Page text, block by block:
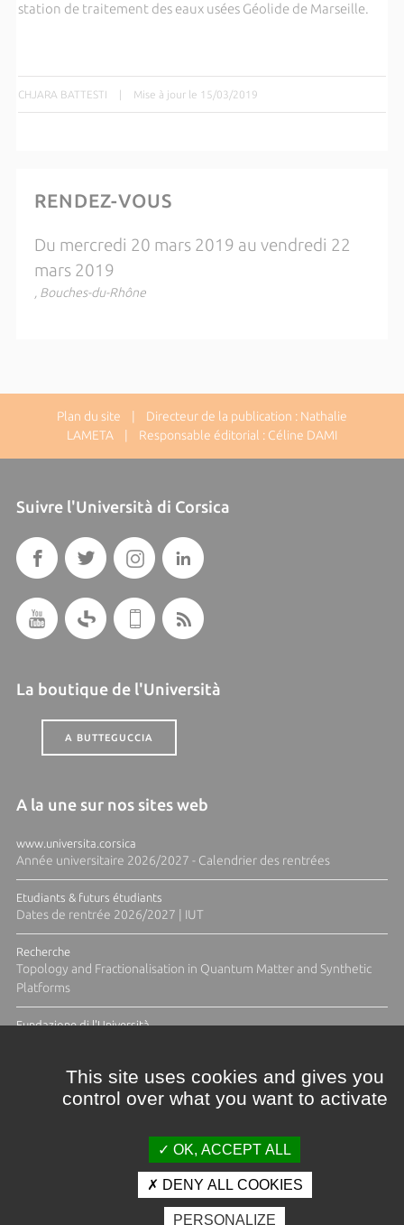
station de traitement des eaux usées Géolide de Marseille.
CHJARA BATTESTI | Mise à jour le 15/03/2019
RENDEZ-VOUS
Du mercredi 20 mars 2019 au vendredi 22
mars 2019
, Bouches-du-Rhône
Plan du site | Directeur de la publication : Nathalie
LAMETA | Responsable éditorial : Céline DAMI
Suivre l'Università di Corsica
La boutique de l'Università
A BUTTEGUCCIA
A la une sur nos sites web
www.universita.corsica
Année universitaire 2026/2027 - Calendrier des rentrées
Etudiants & futurs étudiants
Dates de rentrée 2026/2027 | IUT
Recherche
Topology and Fractionalisation in Quantum Matter and Synthetic
Platforms
Fundazione di l'Università
Crédits et mentions légales
This site uses cookies and gives you
control over what you want to activate
OK, ACCEPT ALL
DENY ALL COOKIES
PERSONALIZE